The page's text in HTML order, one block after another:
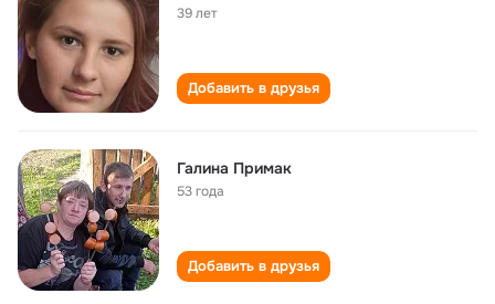
39 лет
Добавить в друзья
Галина Примак
53 года
Добавить в друзья